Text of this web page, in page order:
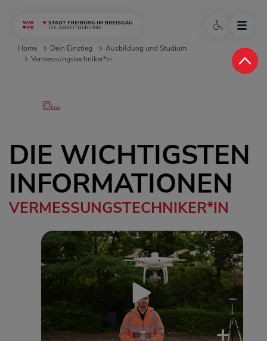
Home Dein Einstieg
Ausbildung und Studium
Vermessungstechniker*in
DIE WICHTIGSTEN
INFORMATIONEN
VERMESSUNGSTECHNIKER*IN